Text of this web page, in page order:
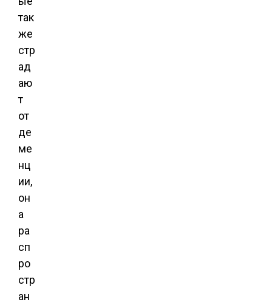
так
же
стр
ад
аю
т
от
де
ме
нц
ии,
он
а
ра
сп
ро
стр
ан